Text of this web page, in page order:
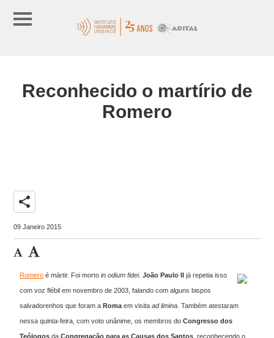
Reconhecido o martírio de
Romero
share
09 Janeiro 2015
Romero é mártir. Foi mortoin odium fidei.João Paulo II já repetia isso
com voz flébil em novembro de 2003, falando com alguns bispos
salvadorenhos que foram aRoma em visitaad limina . Também atestaram
nessa quinta-feira, com voto unânime, os membros doCongresso dos
Teólogos daCongregação para as Causas dos Santos , reconhecendo o